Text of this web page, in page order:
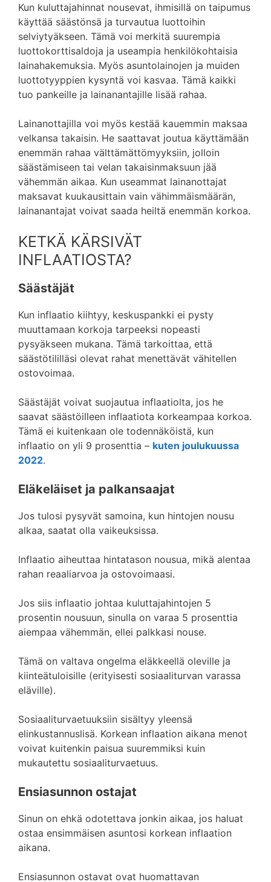
Kun kuluttajahinnat nousevat, ihmisillä on taipumus
käyttää säästönsä ja turvautua luottoihin
selviytyäkseen. Tämä voi merkitä suurempia
luottokorttisaldoja ja useampia henkilökohtaisia
lainahakemuksia. Myös asuntolainojen ja muiden
luottotyyppien kysyntä voi kasvaa. Tämä kaikki
tuo pankeille ja lainanantajille lisää rahaa.
Lainanottajilla voi myös kestää kauemmin maksaa
velkansa takaisin. He saattavat joutua käyttämään
enemmän rahaa välttämättömyyksiin, jolloin
säästämiseen tai velan takaisinmaksuun jää
vähemmän aikaa. Kun useammat lainanottajat
maksavat kuukausittain vain vähimmäismäärän,
lainanantajat voivat saada heiltä enemmän korkoa.
KETKÄ KÄRSIVÄT
INFLAATIOSTA?
Säästäjät
Kun inflaatio kiihtyy, keskuspankki ei pysty
muuttamaan korkoja tarpeeksi nopeasti
pysyäkseen mukana. Tämä tarkoittaa, että
säästötililläsi olevat rahat menettävät vähitellen
ostovoimaa.
Säästäjät voivat suojautua inflaatiolta, jos he
saavat säästöilleen inflaatiota korkeampaa korkoa.
Tämä ei kuitenkaan ole todennäköistä, kun
inflaatio on yli 9 prosenttia – kuten joulukuussa
2022.
Eläkeläiset ja palkansaajat
Jos tulosi pysyvät samoina, kun hintojen nousu
alkaa, saatat olla vaikeuksissa.
Inflaatio aiheuttaa hintatason nousua, mikä alentaa
rahan reaaliarvoa ja ostovoimaasi.
Jos siis inflaatio johtaa kuluttajahintojen 5
prosentin nousuun, sinulla on varaa 5 prosenttia
aiempaa vähemmän, ellei palkkasi nouse.
Tämä on valtava ongelma eläkkeellä oleville ja
kiinteätuloisille (erityisesti sosiaaliturvan varassa
eläville).
Sosiaaliturvaetuuksiin sisältyy yleensä
elinkustannuslisä. Korkean inflaation aikana menot
voivat kuitenkin paisua suuremmiksi kuin
mukautettu sosiaaliturvaetuus.
Ensiasunnon ostajat
Sinun on ehkä odotettava jonkin aikaa, jos haluat
ostaa ensimmäisen asuntosi korkean inflaation
aikana.
Ensiasunnon ostavat ovat huomattavan